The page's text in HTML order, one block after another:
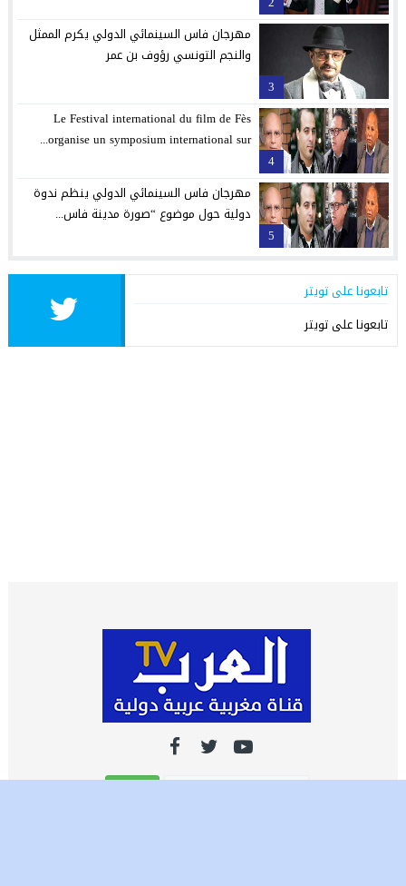
3
مهرجان فاس السينمائي الدولي يكرم الممثل
والنجم التونسي رؤوف بن عمر
4
Le Festival international du film de Fès
organise un symposium international sur...
5
مهرجان فاس السينمائي الدولي ينظم ندوة
دولية حول موضوع “صورة مدينة فاس...
تابعونا على تويتر
تابعونا على تويتر